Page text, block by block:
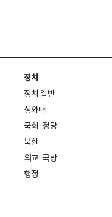
정치
정치 일반
청와대
국회·정당
북한
외교·국방
행정